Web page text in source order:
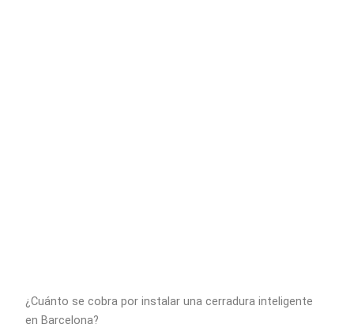
¿Cuánto se cobra por instalar una cerradura inteligente
en Barcelona?